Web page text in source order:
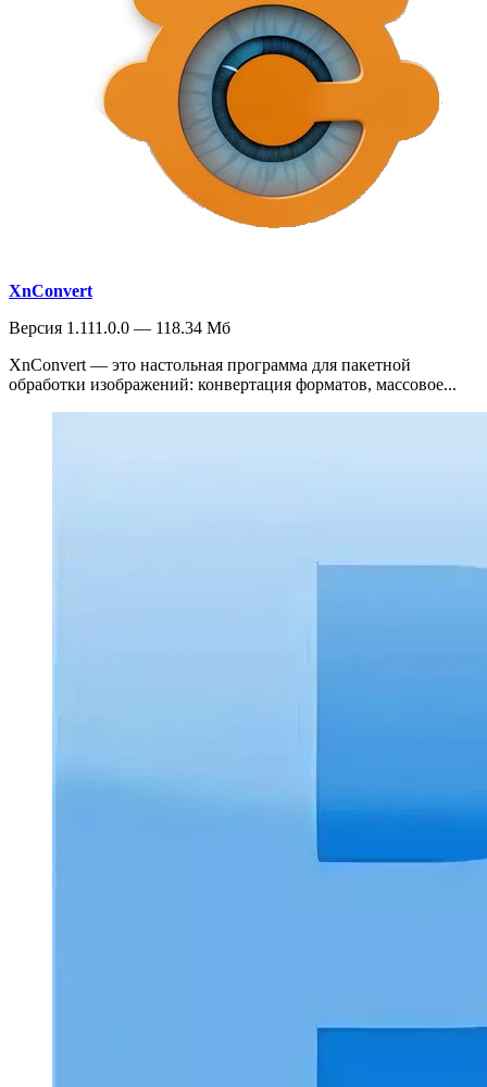
XnConvert
Версия 1.111.0.0 — 118.34 Мб
XnConvert — это настольная программа для пакетной
обработки изображений: конвертация форматов, массовое...